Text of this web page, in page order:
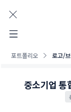
포트폴리오 로고/
중소기업 통